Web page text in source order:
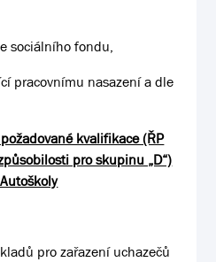
sociálního fondu,
pracovnímu nasazení a dle
kvalifikace (ŘP
pro skupinu „D“)
pro zařazení uchazečů